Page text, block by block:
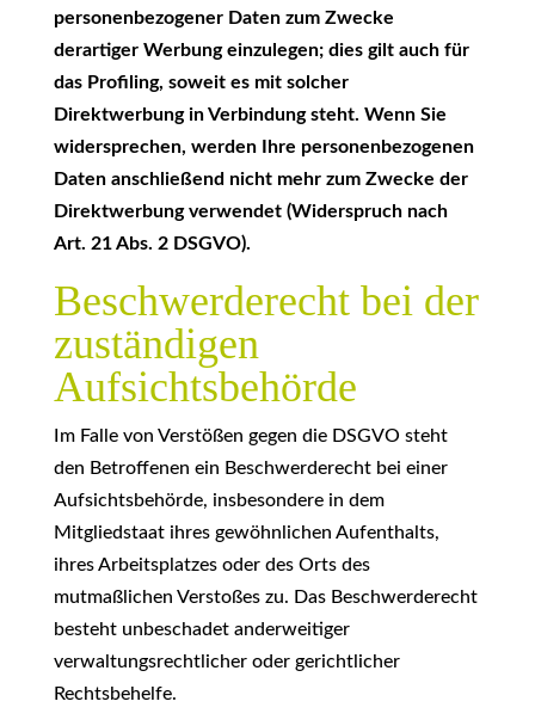
personenbezogener Daten zum Zwecke
derartiger Werbung einzulegen; dies gilt auch für
das Profiling, soweit es mit solcher
Direktwerbung in Verbindung steht. Wenn Sie
widersprechen, werden Ihre personenbezogenen
Daten anschließend nicht mehr zum Zwecke der
Direktwerbung verwendet (Widerspruch nach
Art. 21 Abs. 2 DSGVO).
Beschwerderecht bei der
zuständigen
Aufsichtsbehörde
Im Falle von Verstößen gegen die DSGVO steht
den Betroffenen ein Beschwerderecht bei einer
Aufsichtsbehörde, insbesondere in dem
Mitgliedstaat ihres gewöhnlichen Aufenthalts,
ihres Arbeitsplatzes oder des Orts des
mutmaßlichen Verstoßes zu. Das Beschwerderecht
besteht unbeschadet anderweitiger
verwaltungsrechtlicher oder gerichtlicher
Rechtsbehelfe.